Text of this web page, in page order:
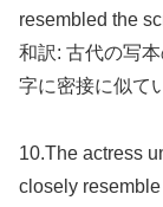
resembled the
和訳: 古代の写
字に密接に似て
10.The actress
closely